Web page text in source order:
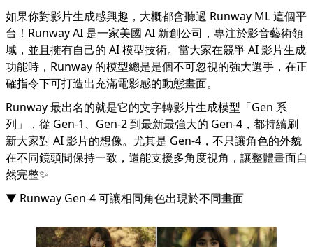
如果你對影片生成感興趣，大概都會聽過 Runway ML 這個平
台！Runway AI 是一家美國 AI 新創公司，專注於影音藝術領
域，並且擁有自己的 AI 模型技術。當大家在競爭 AI 影片生成
功能時，Runway 的模型總是是個不可忽視的強大選手，在正
確指令下可打造出充滿電影感的動態畫面。
Runway 最出名的就是它的文字轉影片生成模型「Gen 系
列」，從 Gen-1、Gen-2 到最新最強大的 Gen-4，都持續刷
新大家對 AI 影片的想像。尤其是 Gen-4，不只讓角色的外貌
在不同鏡頭間保持一致，還能支援多角度視角，讓整體畫面自
然完整✨
▼ Runway Gen-4 可讓相同角色出現於不同畫面